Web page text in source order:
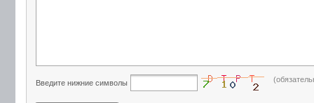
Введите нижние символы